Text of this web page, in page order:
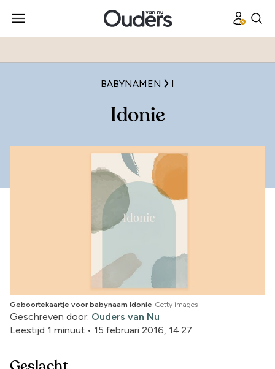
BABYNAMEN I
Idonie
Geboortekaartje voor babynaam Idonie Getty images
Geschreven door: Ouders van Nu
Leestijd 1 minuut • 15 februari 2016, 14:27